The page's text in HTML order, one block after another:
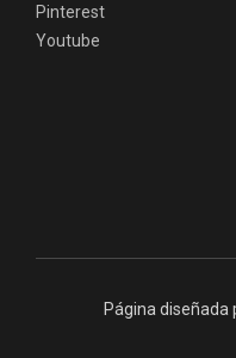
Pinterest
Youtube
Página diseñada
Concierto de
Roa